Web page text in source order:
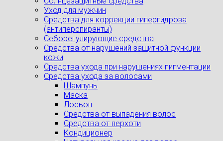
Уход для мужчин
Средства для коррекции гипергидроза
(антиперспиранты)
Себорегулирующие средства
Средства от нарушений защитной функции
кожи
Средства ухода при нарушениях пигментации
Средства ухода за волосами
Шампунь
Маска
Лосьон
Средства от выпадения волос
Средства от перхоти
Кондиционер